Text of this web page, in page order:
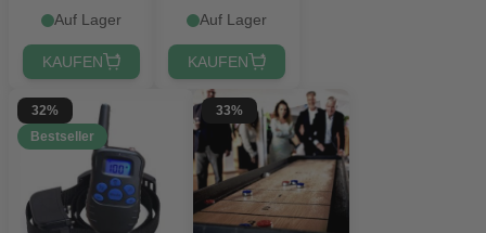
und Schraube
Auf Lager
KAUFEN
Auf Lager
KAUFEN
32%
Bestseller
33%